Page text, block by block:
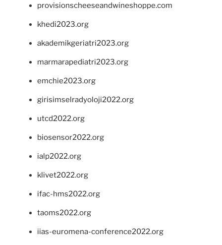
provisionscheeseandwineshoppe.com
khedi2023.org
akademikgeriatri2023.org
marmarapediatri2023.org
emchie2023.org
girisimselradyoloji2022.org
utcd2022.org
biosensor2022.org
ialp2022.org
klivet2022.org
ifac-hms2022.org
taoms2022.org
iias-euromena-conference2022.org